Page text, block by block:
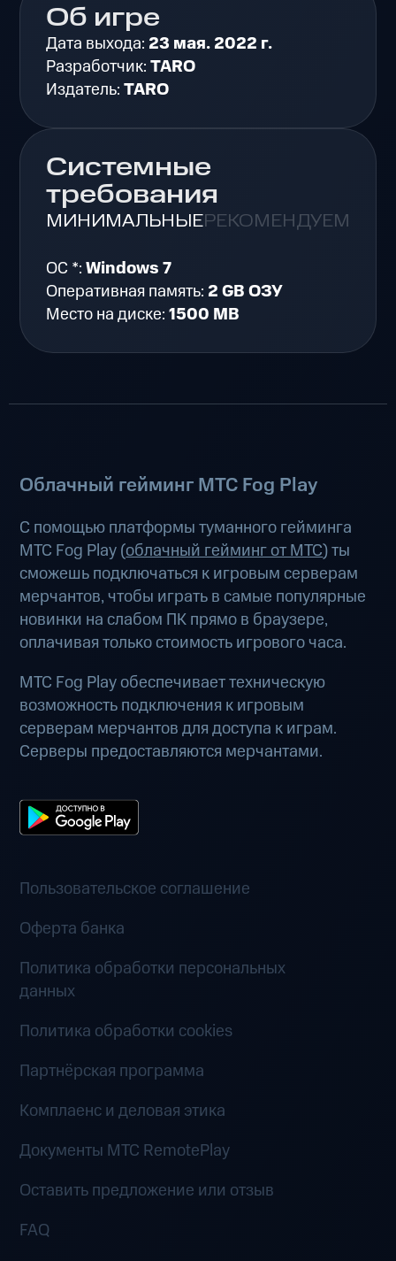
Об игре
Дата выхода: 23 мая. 2022 г.
Разработчик:TARO
Издатель:TARO
Системные
требования
МИНИМАЛЬНЫЕРЕКОМЕНДУЕМЫЕ
ОС *:Windows 7
Оперативная память: 2 GB ОЗУ
Место на диске:1500 MB
Облачный гейминг МТС Fog Play
С помощью платформы туманного гейминга
МТС Fog Play (облачный гейминг от МТС) ты
сможешь подключаться к игровым серверам
мерчантов, чтобы играть в самые популярные
новинки на слабом ПК прямо в браузере,
оплачивая только стоимость игрового часа.
МТС Fog Play обеспечивает техническую
возможность подключения к игровым
серверам мерчантов для доступа к играм.
Серверы предоставляются мерчантами.
Пользовательское соглашение
Оферта банка
Политика обработки персональных
данных
Политика обработки cookies
Партнёрская программа
Комплаенс и деловая этика
Документы MTC RemotePlay
Оставить предложение или отзыв
FAQ